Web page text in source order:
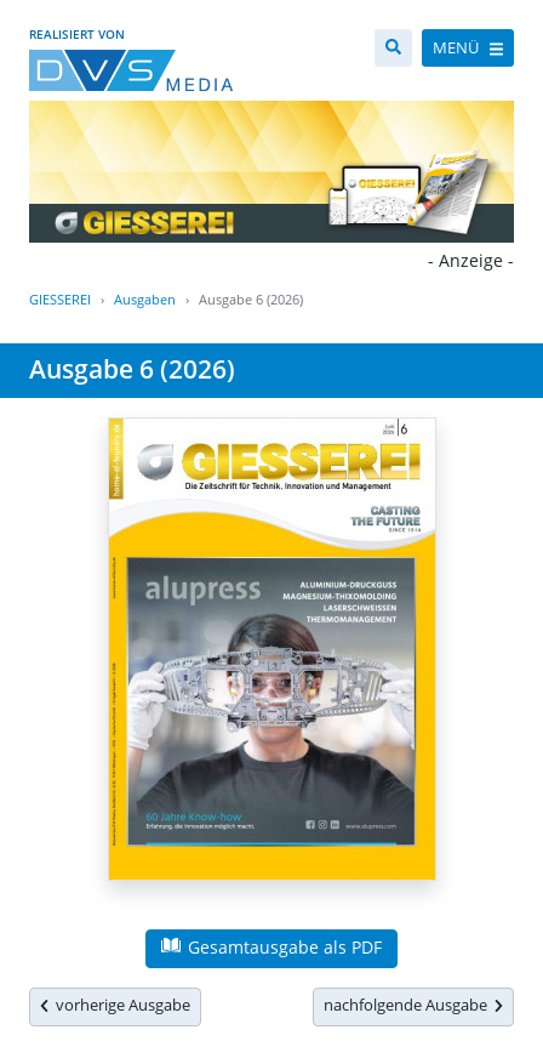
REALISIERT VON
MENÜ
- Anzeige -
GIESSEREI Ausgaben Ausgabe 6 (2026)
Ausgabe 6 (2026)
Gesamtausgabe als PDF
vorherige Ausgabe nachfolgende Ausgabe